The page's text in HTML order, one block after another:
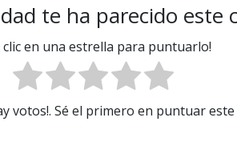
te ha parecido este
clic en una estrella para puntuarlo!
votos!. Sé el primero en puntuar